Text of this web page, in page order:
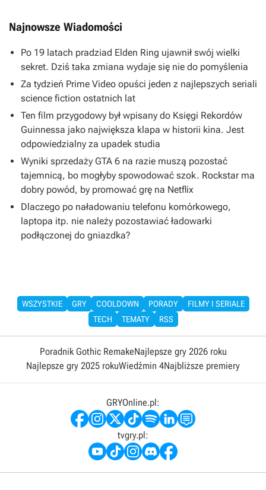
Najnowsze Wiadomości
Po 19 latach pradziad Elden Ring ujawnił swój wielki
sekret. Dziś taka zmiana wydaje się nie do pomyślenia
Za tydzień Prime Video opuści jeden z najlepszych seriali
science fiction ostatnich lat
Ten film przygodowy był wpisany do Księgi Rekordów
Guinnessa jako największa klapa w historii kina. Jest
odpowiedzialny za upadek studia
Wyniki sprzedaży GTA 6 na razie muszą pozostać
tajemnicą, bo mogłyby spowodować szok. Rockstar ma
dobry powód, by promować grę na Netflix
Dlaczego po naładowaniu telefonu komórkowego,
laptopa itp. nie należy pozostawiać ładowarki
podłączonej do gniazdka?
WSZYSTKIE GRY COOLDOWN PORADY
FILMY I SERIALE
TECH
TEMATY RSS
Poradnik Gothic RemakeNajlepsze gry 2026 roku
Najlepsze gry 2025 rokuWiedźmin 4Najbliższe premiery
GRYOnline.pl:
tvgry.pl: